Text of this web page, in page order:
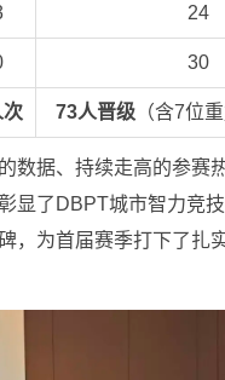
24
30
次 73人晋级 （含7位
数据、持续走高的参赛
显了DBPT城市智力竞
，为首届赛季打下了扎